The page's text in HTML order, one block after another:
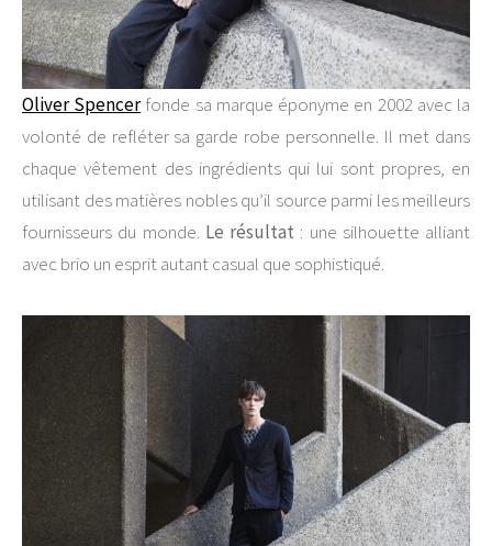
Oliver Spencerfonde sa marque éponyme en 2002 avec la
volonté de refléter sa garde robe personnelle. Il met dans
chaque vêtement des ingrédients qui lui sont propres, en
utilisant des matières nobles qu’il source parmi les meilleurs
fournisseurs du monde. Le résultat : une silhouette alliant
avec brio un esprit autant casual que sophistiqué.